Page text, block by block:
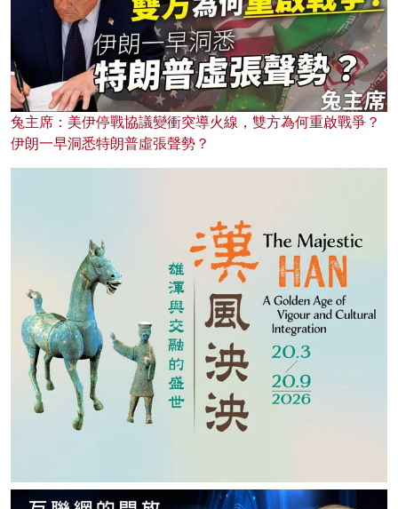
兔主席：美伊停戰協議變衝突導火線，雙方為何重啟戰爭？
伊朗一早洞悉特朗普虛張聲勢？